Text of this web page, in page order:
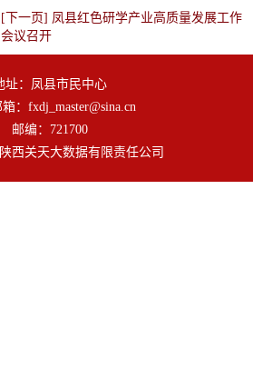
[下一页] 凤县红色研学产业高质量发展工作
会议召开
址：凤县市民中心
：fxdj_master@sina.cn
邮编：721700
西关天大数据有限责任公司